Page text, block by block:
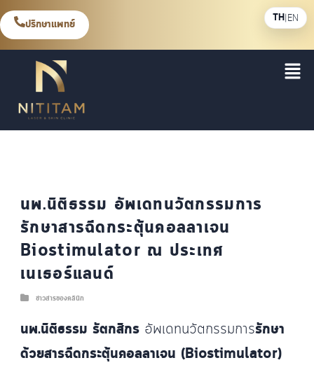
ปรึกษาแพทย์
นพ.นิติธรรม อัพเดทนวัตกรรมการ
รักษาสารฉีดกระตุ้นคอลลาเจน
Biostimulator ณ ประเทศ
เนเธอร์แลนด์
ข่าวสารของคลินิก
นพ.นิติธรรม รัตกสิกร อัพเดทนวัตกรรมการรักษา
ด้วยสารฉีดกระตุ้นคอลลาเจน (Biostimulator)
TH|EN